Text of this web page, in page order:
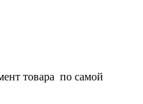
товара по самой